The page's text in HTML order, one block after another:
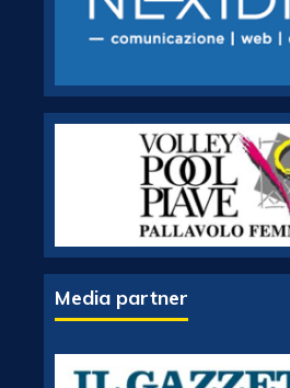
Media partner